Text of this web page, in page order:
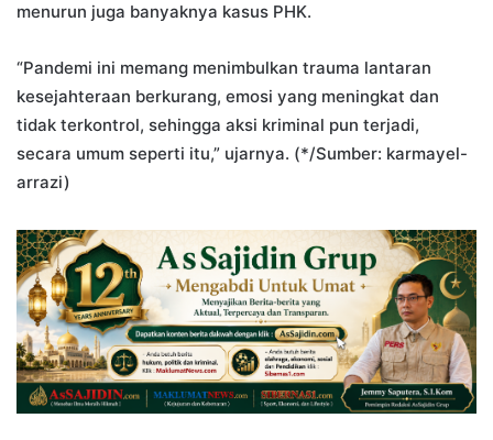
menurun juga banyaknya kasus PHK.
“Pandemi ini memang menimbulkan trauma lantaran
kesejahteraan berkurang, emosi yang meningkat dan
tidak terkontrol, sehingga aksi kriminal pun terjadi,
secara umum seperti itu,” ujarnya. (*/Sumber: karmayel-
arrazi)